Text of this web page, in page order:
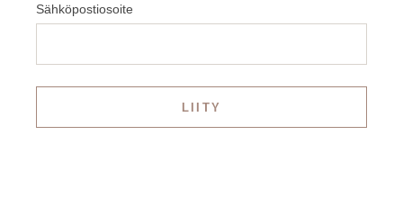
Sähköpostiosoite